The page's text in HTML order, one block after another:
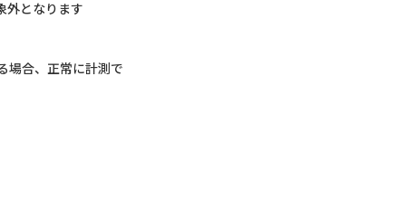
外となります
場合、正常に計測で